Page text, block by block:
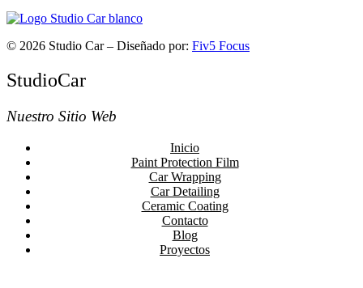
© 2026 Studio Car – Diseñado por: Fiv5 Focus
StudioCar
Nuestro Sitio Web
Inicio
Paint Protection Film
Car Wrapping
Car Detailing
Ceramic Coating
Contacto
Blog
Proyectos